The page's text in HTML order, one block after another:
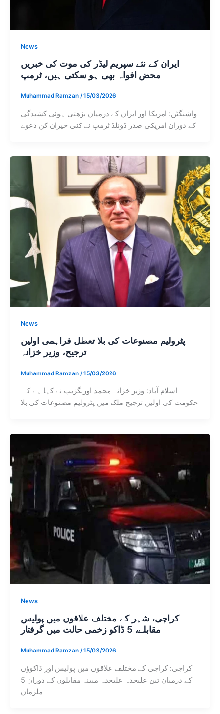
News
ایران کے نئے سپریم لیڈر کی موت کی خبریں
محض افواہ بھی ہو سکتی ہیں، ٹرمپ
Muhammad Ramzan /15/03/2026
واشنگٹن: امریکا اور ایران کے درمیان بڑھتی ہوئی کشیدگی
کے دوران امریکی صدر ڈونلڈ ٹرمپ نے کئی حیران کن دعوے
News
پٹرولیم مصنوعات کی بلا تعطل فراہمی اولین
ترجیح، وزیر خزانہ
Muhammad Ramzan /15/03/2026
اسلام آباد: وزیر خزانہ محمد اورنگزیب نے کہا ہے کہ
حکومت کی اولین ترجیح ملک میں پٹرولیم مصنوعات کی بلا
News
کراچی، شہر کے مختلف علاقوں میں پولیس
مقابلے، 5 ڈاکو زخمی حالت میں گرفتار
Muhammad Ramzan /15/03/2026
کراچی: کراچی کے مختلف علاقوں میں پولیس اور ڈاکوؤں
کے درمیان تین علیحدہ علیحدہ مبینہ مقابلوں کے دوران 5
ملزمان